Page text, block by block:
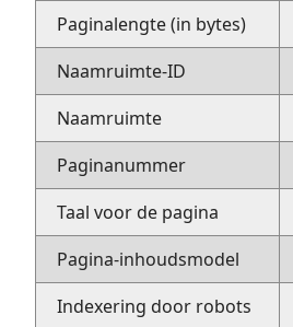
Paginalengte (in bytes)
Naamruimte-ID
Naamruimte
Paginanummer
Taal voor de pagina
Pagina-inhoudsmodel
Indexering door robots